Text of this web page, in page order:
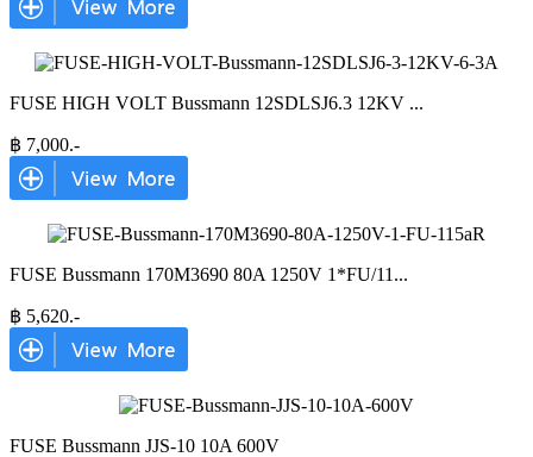
FUSE HIGH VOLT Bussmann 12SDLSJ6.3 12KV ...
฿ 7,000.-
FUSE Bussmann 170M3690 80A 1250V 1*FU/11 ...
฿ 5,620.-
FUSE Bussmann JJS-10 10A 600V